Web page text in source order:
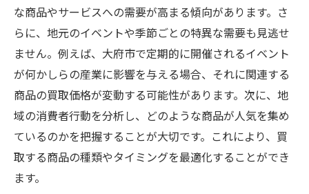
な商品やサービスへの需要が高まる傾向があります。さ
らに、地元のイベントや季節ごとの特異な需要も見逃せ
ません。例えば、大府市で定期的に開催されるイベント
が何かしらの産業に影響を与える場合、それに関連する
商品の買取価格が変動する可能性があります。次に、地
域の消費者行動を分析し、どのような商品が人気を集め
ているのかを把握することが大切です。これにより、買
取する商品の種類やタイミングを最適化することができ
ます。